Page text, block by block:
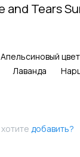
and Tears
Апельсиновый цвет
Лаванда
добавить?